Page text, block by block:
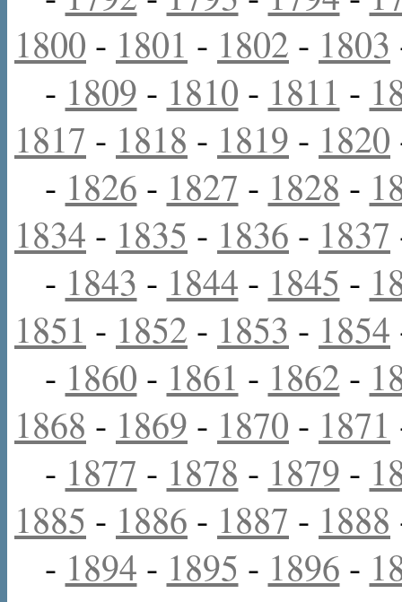
1800 - 1801 - 1802 - 1803
- 1809 - 1810 - 1811 -
1817 - 1818 - 1819 - 1820
- 1826 - 1827 - 1828 -
1834 - 1835 - 1836 - 1837
- 1843 - 1844 - 1845 -
1851 - 1852 - 1853 - 1854
- 1860 - 1861 - 1862 -
1868 - 1869 - 1870 - 1871
- 1877 - 1878 - 1879 -
1885 - 1886 - 1887 - 1888
- 1894 - 1895 - 1896 -